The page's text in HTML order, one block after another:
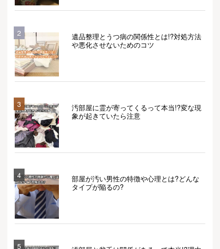
2
遺品整理とうつ病の関係性とは!?対処方法
や悪化させないためのコツ
3
汚部屋に霊が寄ってくるって本当!?変な現
象が起きていたら注意
4
部屋が汚い男性の特徴や心理とは?どんな
タイプが陥るの?
5